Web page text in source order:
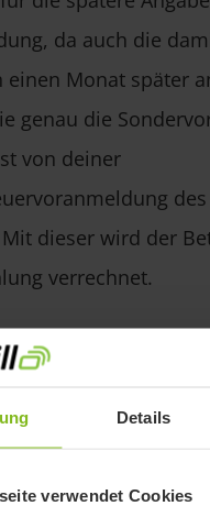
Details
verwendet Cookies
da auch die
einen Monat später
genau die
von deiner
dieser wird der
verrechnet.
stellt die
Voranmeldung
in diesem